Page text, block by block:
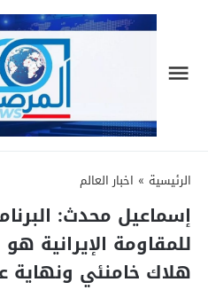
الرئيسية » اخبار العالم
إسماعيل محدث:
للمقاومة الإيرانية
هلاك خامنئي ونهاية